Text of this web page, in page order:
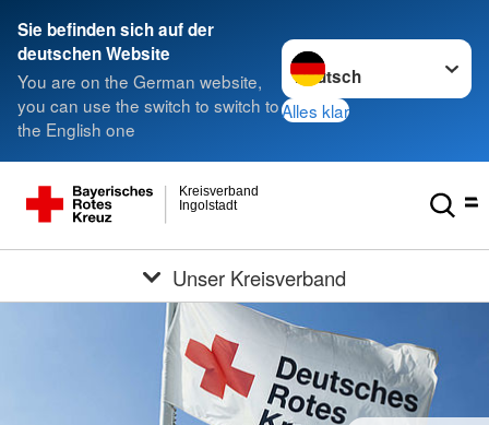
Sie befinden sich auf der
deutschen Website
You are on the German website,
you can use the switch to switch to
the English one
Sprache wechseln zu
Alles klar
Ingolstadt
Kreisverband
Unser Kreisverband